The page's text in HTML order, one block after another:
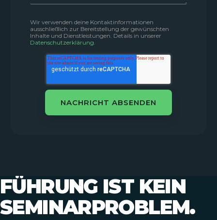
Wir verwenden deine Kontaktinformationen
ausschließlich zur Bereitstellung der gewünschten
Inhalte und Dienstleistungen. Details in unserer
Datenschutzerklärung
FÜHRUNG IST KEIN
SEMINARPROBLEM.